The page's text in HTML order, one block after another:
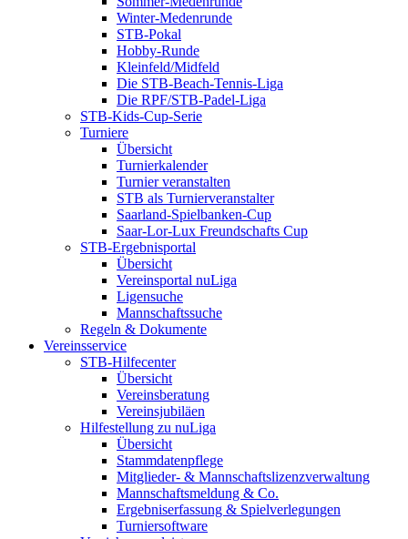
Winter-Medenrunde
STB-Pokal
Hobby-Runde
Kleinfeld/Midfeld
Die STB-Beach-Tennis-Liga
Die RPF/STB-Padel-Liga
STB-Kids-Cup-Serie
Turniere
Übersicht
Turnierkalender
Turnier veranstalten
STB als Turnierveranstalter
Saarland-Spielbanken-Cup
Saar-Lor-Lux Freundschafts Cup
STB-Ergebnisportal
Übersicht
Vereinsportal nuLiga
Ligensuche
Mannschaftssuche
Regeln & Dokumente
Vereinsservice
STB-Hilfecenter
Übersicht
Vereinsberatung
Vereinsjubiläen
Hilfestellung zu nuLiga
Übersicht
Stammdatenpflege
Mitglieder- & Mannschaftslizenzverwaltung
Mannschaftsmeldung & Co.
Ergebniserfassung & Spielverlegungen
Turniersoftware